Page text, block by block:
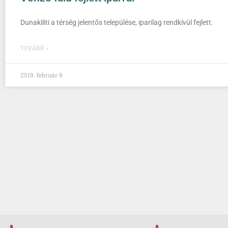
Dunakiliti a térség jelentős települése, iparilag rendkívül fejlett.
TOVÁBB »
2019. február 9